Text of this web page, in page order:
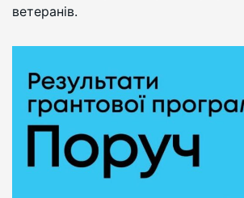
ветеранів.